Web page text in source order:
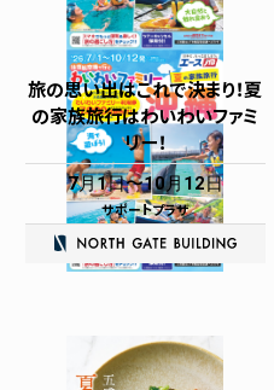
旅の思い出はこれで決まり！夏
の家族旅行はわいわいファミ
リー！
7月1日 10月12日
サポートプラザ